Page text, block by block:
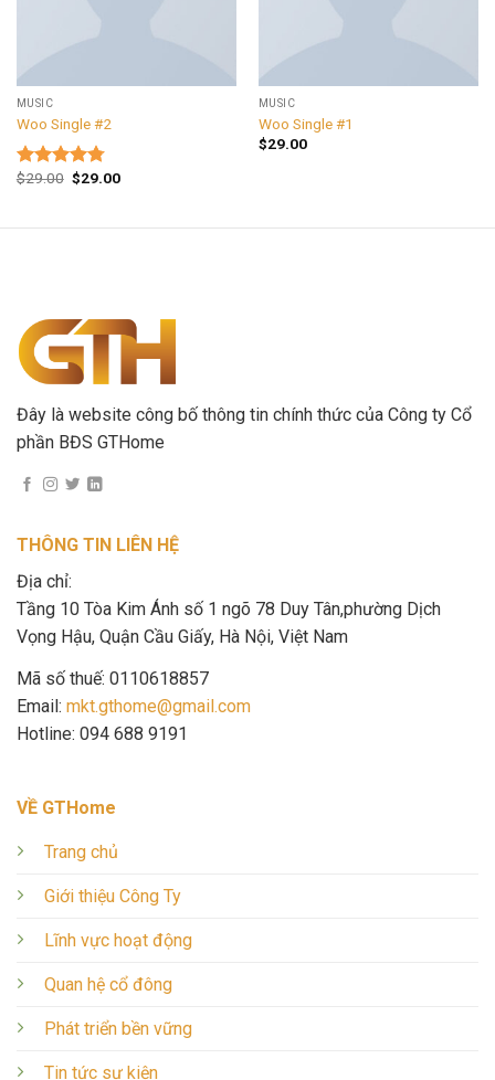
MUSIC
Woo Single #2
Được xếp
$29.00 $29.00
MUSIC
Woo Single #1
$29.00
Đây là website công bố thông tin chính thức của Công ty Cổ
phần BĐS GTHome
THÔNG TIN LIÊN HỆ
Địa chỉ:
Tầng 10 Tòa Kim Ánh số 1 ngõ 78 Duy Tân,phường Dịch
Vọng Hậu, Quận Cầu Giấy, Hà Nội, Việt Nam
Mã số thuế: 0110618857
Email: mkt.gthome@gmail.com
Hotline: 094 688 9191
VỀ GTHome
Trang chủ
Giới thiệu Công Ty
Lĩnh vực hoạt động
Quan hệ cổ đông
Phát triển bền vững
Tin tức sự kiện